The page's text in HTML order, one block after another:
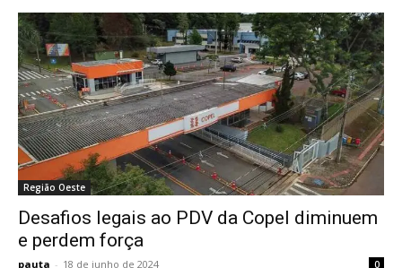
Região Oeste
Desafios legais ao PDV da Copel diminuem
e perdem força
pauta - 18 de junho de 2024 0